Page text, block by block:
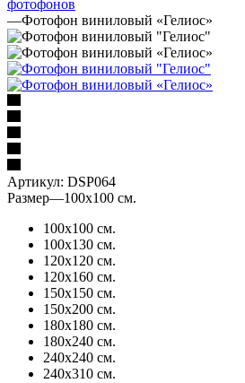
фотофонов
—Фотофон виниловый «Гелиос»
Артикул: DSP064
Размер—100х100 см.
100х100 см.
100х130 см.
120х120 см.
120х160 см.
150х150 см.
150х200 см.
180х180 см.
180х240 см.
240х240 см.
240х310 см.